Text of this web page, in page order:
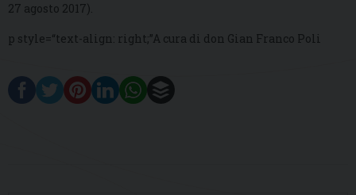
27 agosto 2017).
p style=“text-align: right;”A cura di don Gian Franco Poli